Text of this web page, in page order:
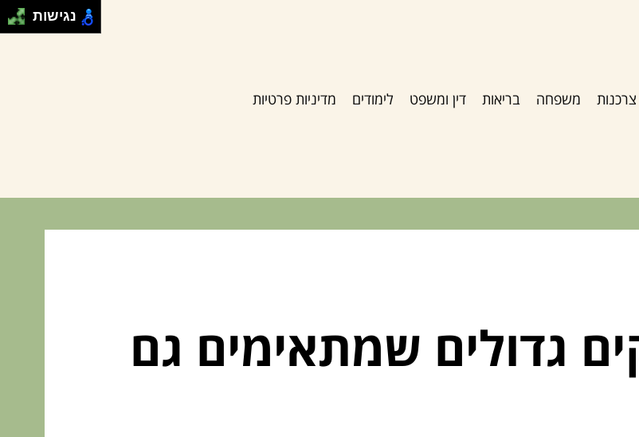
צרכנות משפחה בריאות דין ומשפט לימודים מדיניות פרטיות
גדולים שמתאימים גם
נגישות